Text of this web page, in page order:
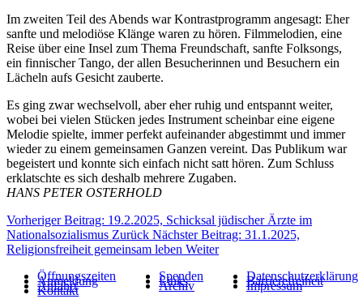
Im zweiten Teil des Abends war Kontrastprogramm angesagt: Eher
sanfte und melodiöse Klänge waren zu hören. Filmmelodien, eine
Reise über eine Insel zum Thema Freundschaft, sanfte Folksongs,
ein finnischer Tango, der allen Besucherinnen und Besuchern ein
Lächeln aufs Gesicht zauberte.
Es ging zwar wechselvoll, aber eher ruhig und entspannt weiter,
wobei bei vielen Stücken jedes Instrument scheinbar eine eigene
Melodie spielte, immer perfekt aufeinander abgestimmt und immer
wieder zu einem gemeinsamen Ganzen vereint. Das Publikum war
begeistert und konnte sich einfach nicht satt hören. Zum Schluss
erklatschte es sich deshalb mehrere Zugaben.
HANS PETER OSTERHOLD
Vorheriger Beitrag: 19.2.2025, Schicksal jüdischer Ärzte im
Nationalsozialismus Zurück Nächster Beitrag: 31.1.2025,
Religionsfreiheit gemeinsam leben Weiter
Öffnungszeiten
Anmeldung
Anfahrt
Kontakt
Spenden
Links
Archiv
Datenschutzerklärung
Barrierefreiheit
Impressum